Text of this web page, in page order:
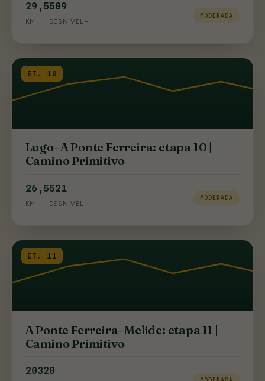
29,5
KM
509
DESNIVEL+
MODERADA
ET. 10
Lugo–A Ponte Ferreira: etapa 10 |
Camino Primitivo
26,5
KM
521
DESNIVEL+
MODERADA
ET. 11
A Ponte Ferreira–Melide: etapa 11 |
Camino Primitivo
20320